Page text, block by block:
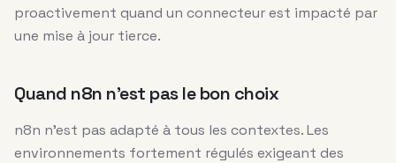
proactivement quand un connecteur est impacté par
une mise à jour tierce.
Quand n8n n’est pas le bon choix
n8n n’est pas adapté à tous les contextes. Les
environnements fortement régulés exigeant des